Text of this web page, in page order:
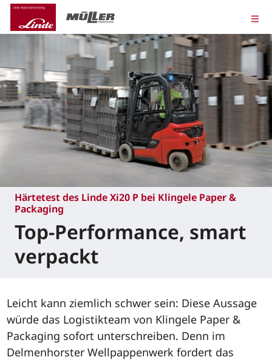
Härtetest des Linde Xi20 P bei Klingele Paper &
Packaging
Top-Performance, smart
verpackt
Leicht kann ziemlich schwer sein: Diese Aussage
würde das Logistikteam von Klingele Paper &
Packaging sofort unterschreiben. Denn im
Delmenhorster Wellpappenwerk fordert das